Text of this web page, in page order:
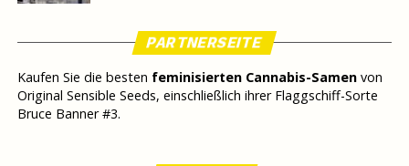
PARTNERSEITE
Kaufen Sie die besten feminisierten Cannabis-Samenvon
Original Sensible Seeds, einschließlich ihrer Flaggschiff-Sorte
Bruce Banner #3.